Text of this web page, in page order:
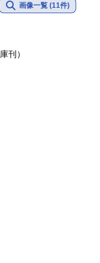
画像一覧 (11件)
刊）